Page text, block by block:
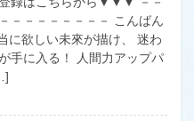
－－－－－－－－ こんばん
に欲しい未來が描け、 迷わ
手に入る！ 人間力アップパ